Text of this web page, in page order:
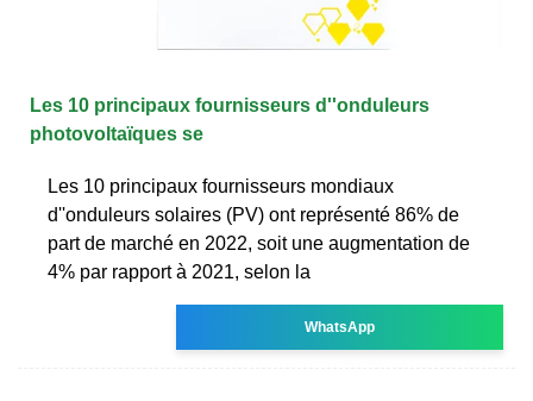
Les 10 principaux fournisseurs d''onduleurs
photovoltaïques se
Les 10 principaux fournisseurs mondiaux
d''onduleurs solaires (PV) ont représenté 86% de
part de marché en 2022, soit une augmentation de
4% par rapport à 2021, selon la
WhatsApp